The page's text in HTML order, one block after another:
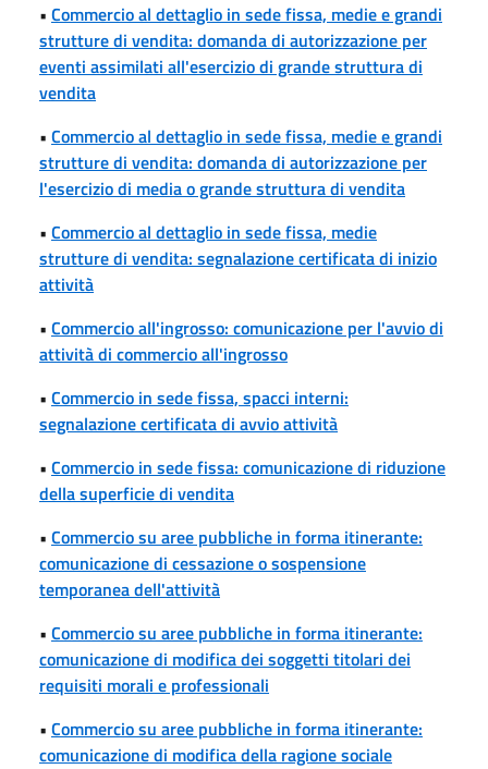
• Commercio al dettaglio in sede fissa, medie e grandi
strutture di vendita: domanda di autorizzazione per
eventi assimilati all'esercizio di grande struttura di
vendita
• Commercio al dettaglio in sede fissa, medie e grandi
strutture di vendita: domanda di autorizzazione per
l'esercizio di media o grande struttura di vendita
• Commercio al dettaglio in sede fissa, medie
strutture di vendita: segnalazione certificata di inizio
attività
• Commercio all'ingrosso: comunicazione per l'avvio di
attività di commercio all'ingrosso
• Commercio in sede fissa, spacci interni:
segnalazione certificata di avvio attività
• Commercio in sede fissa: comunicazione di riduzione
della superficie di vendita
• Commercio su aree pubbliche in forma itinerante:
comunicazione di cessazione o sospensione
temporanea dell'attività
• Commercio su aree pubbliche in forma itinerante:
comunicazione di modifica dei soggetti titolari dei
requisiti morali e professionali
• Commercio su aree pubbliche in forma itinerante:
comunicazione di modifica della ragione sociale